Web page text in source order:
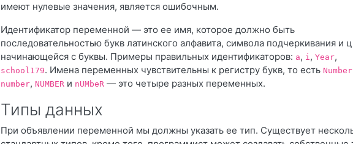
имеют нулевые значения, является ошибочным.
Идентификатор переменной — это ее имя, которое должно быть
последовательностью букв латинского алфавита, символа подчеркивания и
начинающейся с буквы. Примеры правильных идентификаторов: а, i, Year,
school179. Имена переменных чувствительны к регистру букв, то есть Number
number, NUMBER и nUMbeR — это четыре разных переменных.
Типы данных
При объявлении переменной мы должны указать ее тип. Существует